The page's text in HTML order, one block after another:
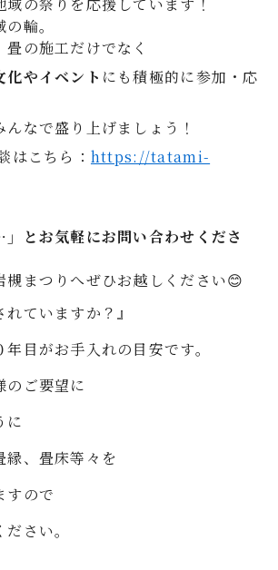
輪。
の施工だけでなく
化やイベント にも積極的に参加・応
なで盛り上げましょう！
はこちら： https://tatami-
」とお気軽にお問い合わせくださ
槻まつりへぜひお越しください😊
れていますか？』
目がお手入れの目安です。
のご要望に
に
縁、畳床等々を
すので
さい。